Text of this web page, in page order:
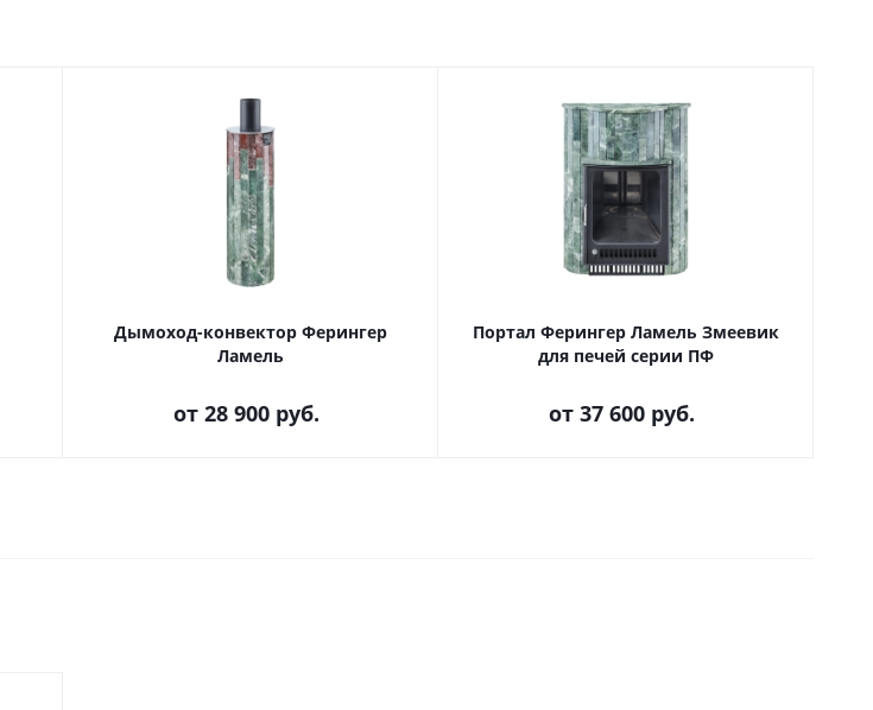
Дымоход-конвектор Ферингер
Ламель
от 28 900 руб.
Портал Ферингер Ламель Змеевик
для печей серии ПФ
от 37 600 руб.